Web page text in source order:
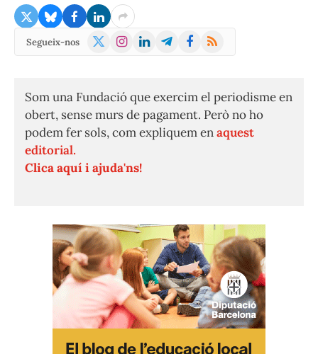
Segueix-nos
X
Instagram
LinkedInTelegramFacebook
RSS
Som una Fundació que exercim el periodisme en
obert, sense murs de pagament. Però no ho
podem fer sols, com expliquem enaquest
editorial.
Clica aquí i ajuda'ns!